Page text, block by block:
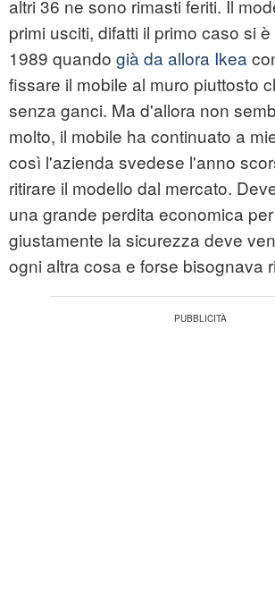
altri 36 ne sono rimasti feriti. Il
primi usciti, difatti il primo caso si
1989 quando già da allora Ikea
fissare il mobile al muro piuttosto
senza ganci. Ma d'allora non
molto, il mobile ha continuato a
così l'azienda svedese l'anno
ritirare il modello dal mercato.
una grande perdita economica
giustamente la sicurezza deve
ogni altra cosa e forse bisognava